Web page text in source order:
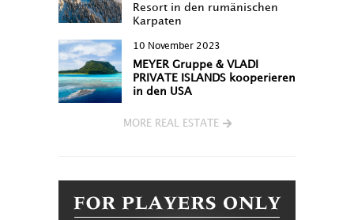
Resort in den rumänischen
Karpaten
10 November 2023
MEYER Gruppe & VLADI
PRIVATE ISLANDS kooperieren
in den USA
MORE REAL ESTATE